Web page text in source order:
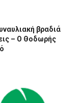
βραδιά
– Ο Θοδωρής